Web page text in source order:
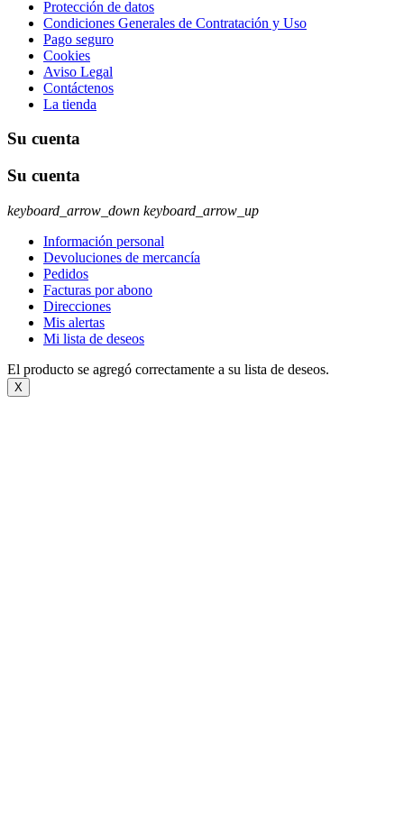
Protección de datos
Condiciones Generales de Contratación y Uso
Pago seguro
Cookies
Aviso Legal
Contáctenos
La tienda
Su cuenta
Su cuenta
keyboard_arrow_down keyboard_arrow_up
Información personal
Devoluciones de mercancía
Pedidos
Facturas por abono
Direcciones
Mis alertas
Mi lista de deseos
El producto se agregó correctamente a su lista de deseos.
X